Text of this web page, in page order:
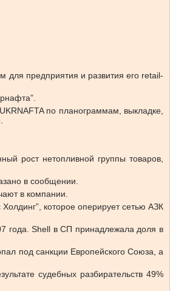
для предприятия и развития его retail-
по планограммам, выкладке,
рост нетопливной группы товаров,
в сообщении.
в компании.
которое оперирует сетью АЗК
года. Shell в СП принадлежала доля в
под санкции Европейского Союза, а
судебных разбирательств 49%